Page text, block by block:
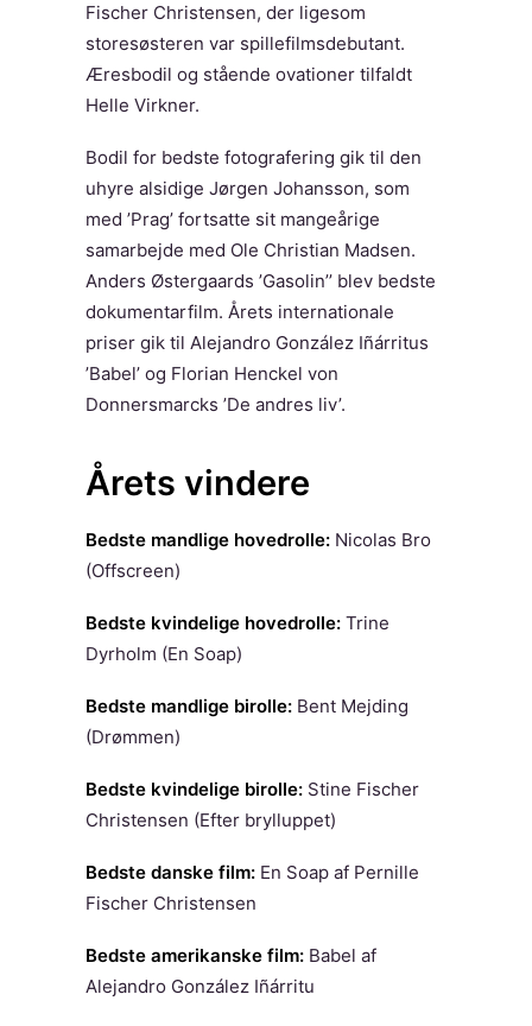
Fischer Christensen, der ligesom
storesøsteren var spillefilmsdebutant.
Æresbodil og stående ovationer tilfaldt
Helle Virkner.
Bodil for bedste fotografering gik til den
uhyre alsidige Jørgen Johansson, som
med ’Prag’ fortsatte sit mangeårige
samarbejde med Ole Christian Madsen.
Anders Østergaards ’Gasolin’’ blev bedste
dokumentarfilm. Årets internationale
priser gik til Alejandro González Iñárritus
’Babel’ og Florian Henckel von
Donnersmarcks ’De andres liv’.
Årets vindere
Bedste mandlige hovedrolle: Nicolas Bro
(Offscreen)
Bedste kvindelige hovedrolle: Trine
Dyrholm (En Soap)
Bedste mandlige birolle: Bent Mejding
(Drømmen)
Bedste kvindelige birolle: Stine Fischer
Christensen (Efter brylluppet)
Bedste danske film: En Soap af Pernille
Fischer Christensen
Bedste amerikanske film: Babel af
Alejandro González Iñárritu